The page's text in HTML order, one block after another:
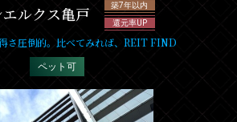
ルクス亀戸
築7年以内
還元率UP
さ圧倒的。比べてみれば、REIT FIND
ペット可